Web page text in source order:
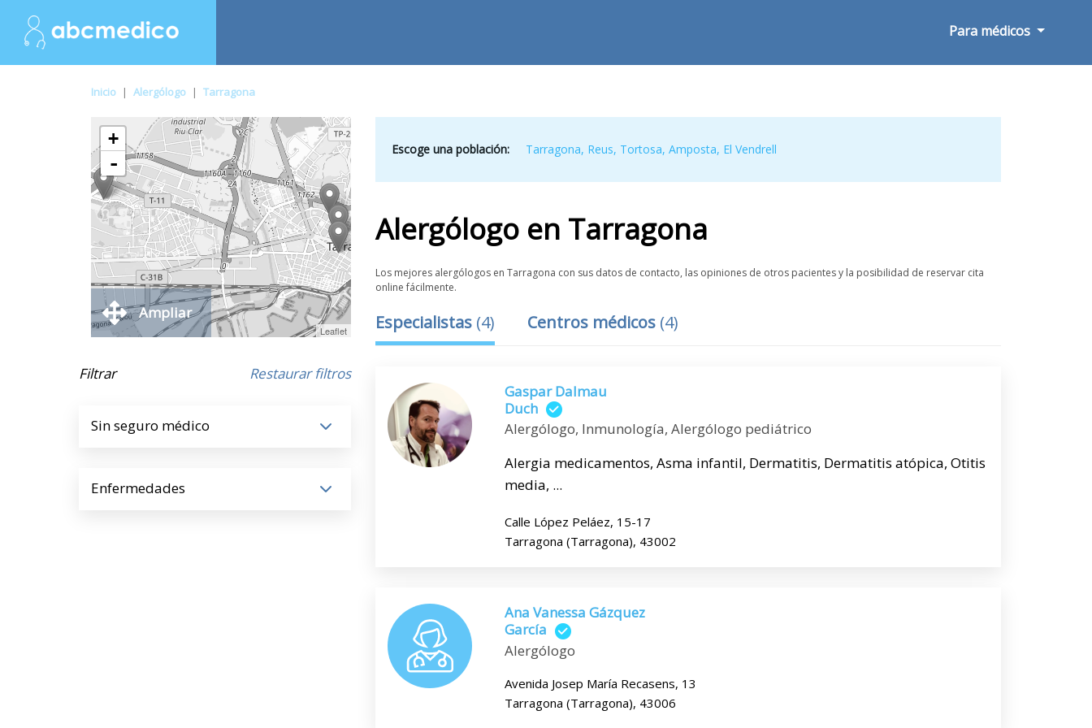
Para médicos
Inicio | Alergólogo | Tarragona
+
-
Leaflet
Ampliar
Filtrar Restaurar filtros
Sin seguro médico
Enfermedades
Escoge una población: Tarragona, Reus, Tortosa,Amposta, El Vendrell
Alergólogo en Tarragona
Los mejores alergólogos en Tarragona con sus datos de contacto, las opiniones de otros pacientes y la posibilidad de reservar cita
online fácilmente.
Especialistas (4) Centros médicos (4)
Gaspar Dalmau
Duch
Alergólogo, Inmunología, Alergólogo pediátrico
Alergia medicamentos, Asma infantil, Dermatitis, Dermatitis atópica, Otitis
media, ...
Calle López Peláez, 15-17
Tarragona (Tarragona), 43002
Ana Vanessa Gázquez
García
Alergólogo
Avenida Josep María Recasens, 13
Tarragona (Tarragona), 43006